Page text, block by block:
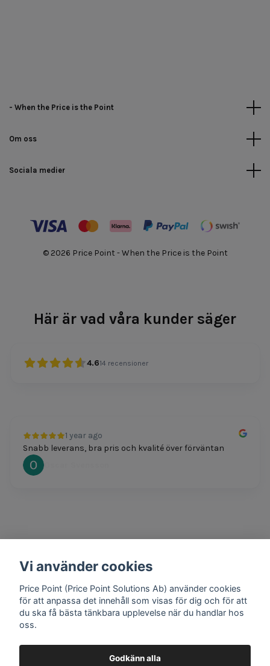
- When the Price is the Point
Om oss
Sociala medier
© 2026 Price Point - When the Price is the Point
Här är vad våra kunder säger
4.614 recensioner
1 year ago
Snabb leverans, bra pris och kvalité över förväntan
Oscar Svensson
1 year ago
Mathias Johansson
Vi använder cookies
Price Point (Price Point Solutions Ab) använder cookies
för att anpassa det innehåll som visas för dig och för att
du ska få bästa tänkbara upplevelse när du handlar hos
oss.
Godkänn alla